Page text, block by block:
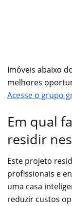
Imóveis abaixo
melhores
Acesse o grupo
Em qual
residir
Este projeto
profissionais e
uma casa
reduzir custos